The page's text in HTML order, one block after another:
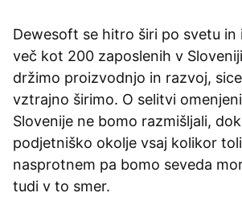
Dewesoft se hitro širi po svetu in
več kot 200 zaposlenih v
držimo proizvodnjo in razvoj,
vztrajno širimo. O selitvi
Slovenije ne bomo razmišljali,
podjetniško okolje vsaj kolikor
nasprotnem pa bomo seveda
tudi v to smer.